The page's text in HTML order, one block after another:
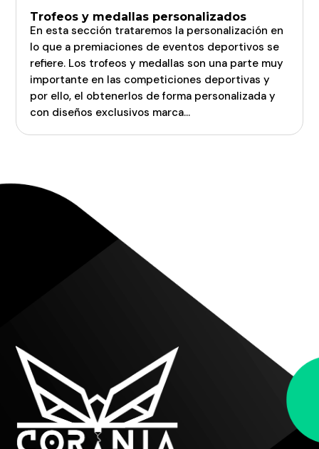
Trofeos y medallas personalizados
En esta sección trataremos la personalización en
lo que a premiaciones de eventos deportivos se
refiere. Los trofeos y medallas son una parte muy
importante en las competiciones deportivas y
por ello, el obtenerlos de forma personalizada y
con diseños exclusivos marca...